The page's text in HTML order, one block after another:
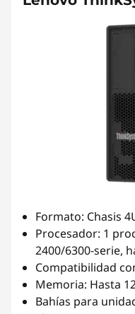
Formato: Chasis
Procesador: 1
2400/6300-serie,
Compatibilidad
Memoria: Hasta
Bahías para